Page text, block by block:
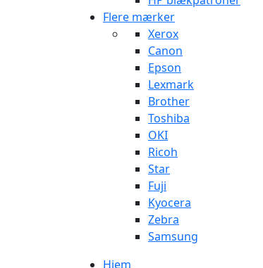
Flere mærker
Xerox
Canon
Epson
Lexmark
Brother
Toshiba
OKI
Ricoh
Star
Fuji
Kyocera
Zebra
Samsung
Hjem